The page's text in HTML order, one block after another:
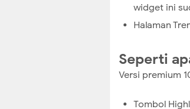
widget ini
Halaman
Seperti
Versi premium
Tombol